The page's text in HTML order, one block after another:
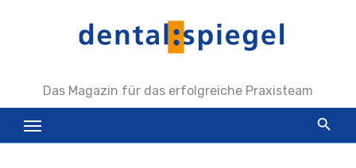
Das Magazin für das erfolgreiche Praxisteam